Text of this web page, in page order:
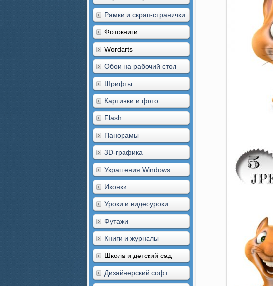
Рамки и скрап-странички
Фотокниги
Wordarts
Обои на рабочий стол
Шрифты
Картинки и фото
Flash
Панорамы
3D-графика
Украшения Windows
Иконки
Уроки и видеоуроки
Футажи
Книги и журналы
Школа и детский сад
Дизайнерский софт